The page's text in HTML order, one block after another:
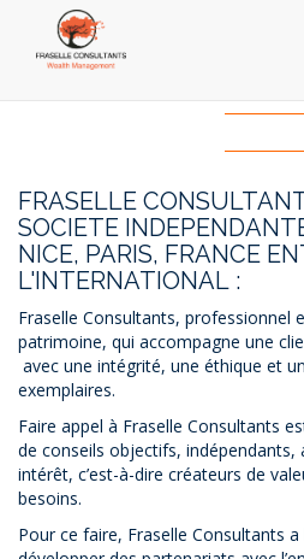
FRASELLE
SOCIETE
NICE, PARIS, FRANCE
L'INTERNATIONAL :
Fraselle Consultants, professionnel
patrimoine, qui accompagne une
avec une intégrité, une éthique et
exemplaires.
Faire appel à Fraselle Consultants
de conseils objectifs,
intérêt, c’est-à-dire créateurs de
besoins.
Pour ce faire, Fraselle Consultants